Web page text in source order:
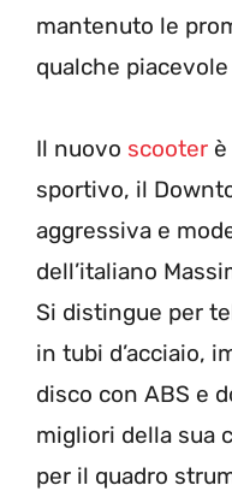
mantenuto le
qualche
Il nuovo scooter
sportivo, il
aggressiva e
dell’italiano
Si distingue per
in tubi d’acciaio,
disco con ABS e
migliori della sua
per il quadro